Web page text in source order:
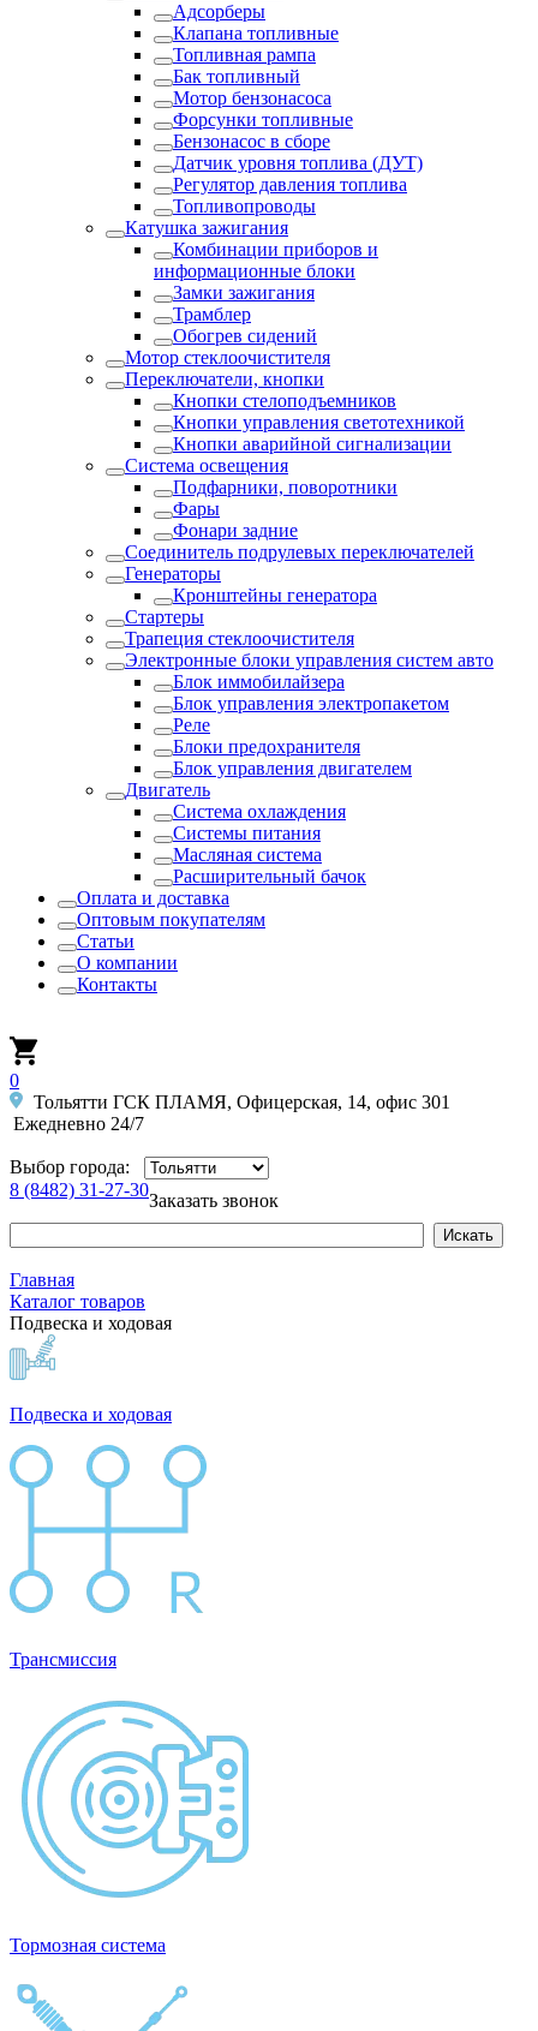
Адсорберы
Клапана топливные
Топливная рампа
Бак топливный
Мотор бензонасоса
Форсунки топливные
Бензонасос в сборе
Датчик уровня топлива (ДУТ)
Регулятор давления топлива
Топливопроводы
Катушка зажигания
Комбинации приборов и
информационные блоки
Замки зажигания
Трамблер
Обогрев сидений
Мотор стеклоочистителя
Переключатели, кнопки
Кнопки стелоподъемников
Кнопки управления светотехникой
Кнопки аварийной сигнализации
Система освещения
Подфарники, поворотники
Фары
Фонари задние
Соединитель подрулевых переключателей
Генераторы
Кронштейны генератора
Стартеры
Трапеция стеклоочистителя
Электронные блоки управления систем авто
Блок иммобилайзера
Блок управления электропакетом
Реле
Блоки предохранителя
Блок управления двигателем
Двигатель
Система охлаждения
Системы питания
Масляная система
Расширительный бачок
Оплата и доставка
Оптовым покупателям
Статьи
О компании
Контакты
0
Тольятти ГСК ПЛАМЯ, Офицерская, 14, офис 301
Ежедневно 24/7
Выбор города:
8 (8482) 31-27-30
Заказать звонок
Главная
Каталог товаров
Подвеска и ходовая
Подвеска и ходовая
Трансмиссия
Тормозная система